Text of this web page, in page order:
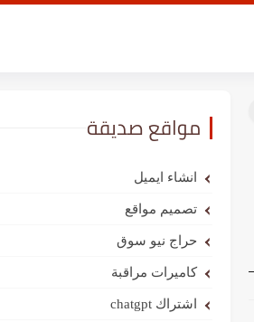
مواقع صديقة
انشاء ايميل
تصميم مواقع
حراج نيو سوق
كاميرات مراقبة
اشتراك chatgpt